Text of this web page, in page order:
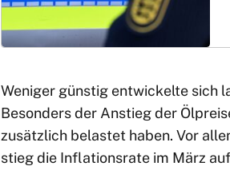
Weniger günstig entwickelte sich
Besonders der Anstieg der
zusätzlich belastet haben. Vor
stieg die Inflationsrate im März